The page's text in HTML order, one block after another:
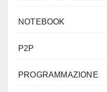
NOTEBOOK
P2P
PROGRAMMAZIONE